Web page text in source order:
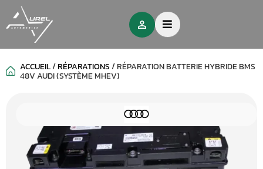
ACCUEIL/RÉPARATIONS/RÉPARATION BATTERIE HYBRIDE BMS
48V AUDI (SYSTÈME MHEV)